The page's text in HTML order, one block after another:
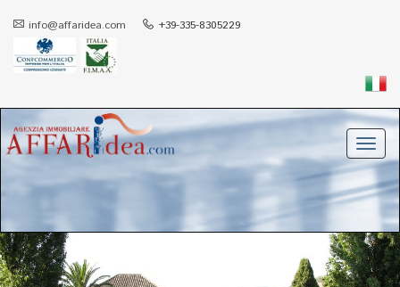
info@affaridea.com +39-335-8305229